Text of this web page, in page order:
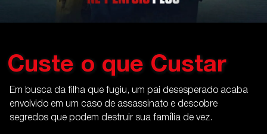
Custe o que Custar
Em busca da filha que fugiu, um pai desesperado acaba
envolvido em um caso de assassinato e descobre
segredos que podem destruir sua família de vez.